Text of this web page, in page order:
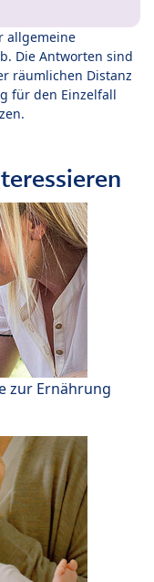
allgemeine
Die Antworten sind
räumlichen Distanz
für den Einzelfall
zur Ernährung